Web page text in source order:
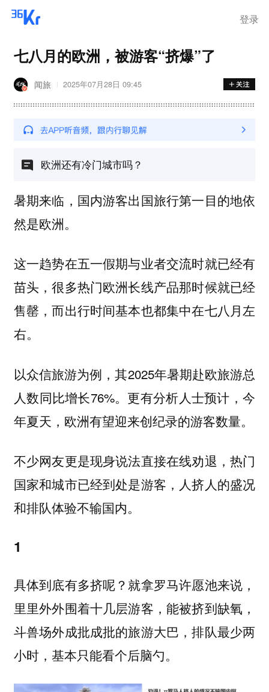
登录
七八月的欧洲，被游客“挤爆”了
闻旅 2025年07月28日 09:45
欧洲还有冷门城市吗？
暑期来临，国内游客出国旅行第一目的地依
然是欧洲。
这一趋势在五一假期与业者交流时就已经有
苗头，很多热门欧洲长线产品那时候就已经
售罄，而出行时间基本也都集中在七八月左
右。
以众信旅游为例，其2025年暑期赴欧旅游总
人数同比增长76%。更有分析人士预计，今
年夏天，欧洲有望迎来创纪录的游客数量。
不少网友更是现身说法直接在线劝退，热门
国家和城市已经到处是游客，人挤人的盛况
和排队体验不输国内。
1
具体到底有多挤呢？就拿罗马许愿池来说，
里里外外围着十几层游客，能被挤到缺氧，
斗兽场外成批成批的旅游大巴，排队最少两
小时，基本只能看个后脑勺。